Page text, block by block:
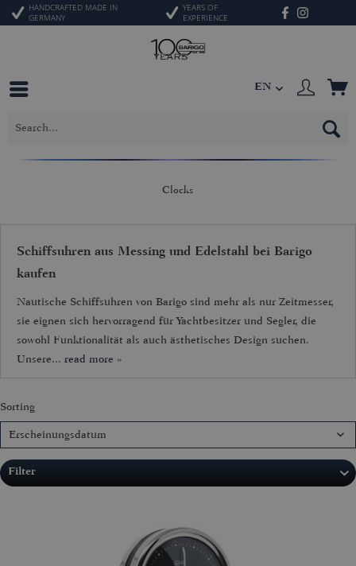
HANDCRAFTED MADE IN
GERMANY
YEARS OF
EXPERIENCE
EN
Clocks
Schiffsuhren aus Messing und Edelstahl bei Barigo
kaufen
Nautische Schiffsuhren von Barigo sind mehr als nur Zeitmesser,
sie eignen sich hervorragend für Yachtbesitzer und Segler, die
sowohl Funktionalität als auch ästhetisches Design suchen.
Unsere... read more »
Filter
Sorting